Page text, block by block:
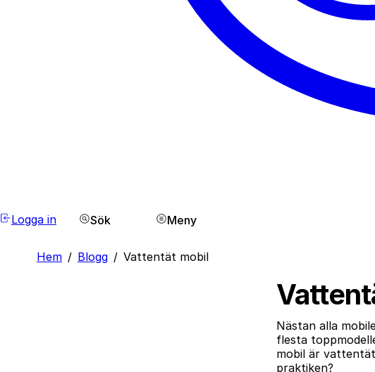
Logga in Sök Meny
Hem / Blogg / Vattentät mobil
Nästan alla
flesta
mobil är
praktiken?